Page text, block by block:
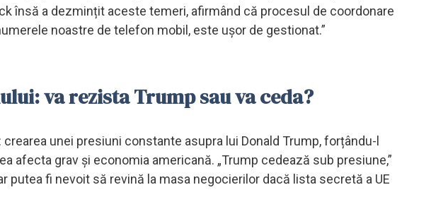
însă a dezmințit aceste temeri, afirmând că procesul de coordonare
noastre de telefon mobil, este ușor de gestionat.”
va rezista Trump sau va ceda?
unei presiuni constante asupra lui Donald Trump, forțându-l
afecta grav și economia americană. „Trump cedează sub presiune,”
putea fi nevoit să revină la masa negocierilor dacă lista secretă a UE